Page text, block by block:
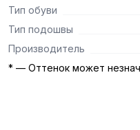
Тип обуви
Тип подошвы
Производитель
* — Оттенок может